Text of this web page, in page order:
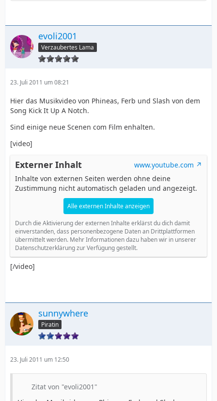
evoli2001
Verzaubertes Lama
23. Juli 2011 um 08:21
Hier das Musikvideo von Phineas, Ferb und Slash von dem
Song Kick It Up A Notch.
Sind einige neue Scenen com Film enhalten.
[video]
Externer Inhalt
www.youtube.com
Inhalte von externen Seiten werden ohne deine
Zustimmung nicht automatisch geladen und angezeigt.
Alle externen Inhalte anzeigen
Durch die Aktivierung der externen Inhalte erklärst du dich damit
einverstanden, dass personenbezogene Daten an Drittplattformen
übermittelt werden. Mehr Informationen dazu haben wir in unserer
Datenschutzerklärung zur Verfügung gestellt.
[/video]
sunnywhere
Piratin
23. Juli 2011 um 12:50
Zitat von "evoli2001"